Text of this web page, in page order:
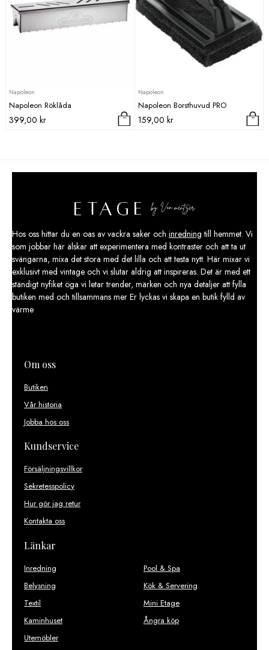
Napoleon
Napoleon Röklåda
399,00 kr
Napoleon
Napoleon Borsthuvud PRO
159,00 kr
Hos oss hittar du en oas av vackra saker och inredning till hemmet. Vi
som jobbar här älskar att experimentera med kontraster och att ta ut
svängarna, mixa det stora med det lilla och att testa nytt. Här mixar vi
exklusivt med vintage och vi slutar aldrig att inspireras. Det är med ett
ständigt nyfiket öga vi letar trender, märken och nya detaljer att fylla
butiken med och tillsammans mer Er lyckas vi skapa en butik fylld av
värme
Om oss
Butiken
Vår historia
Jobba hos oss
Kundservice
Försäljningsvillkor
Sekretesspolicy
Hur gör jag retur
Kontakta oss
Länkar
Inredning
Belysning
Textil
Kaminhuset
Utemöbler
Pool & Spa
Kök & Servering
Mini Etage
Ångra köp